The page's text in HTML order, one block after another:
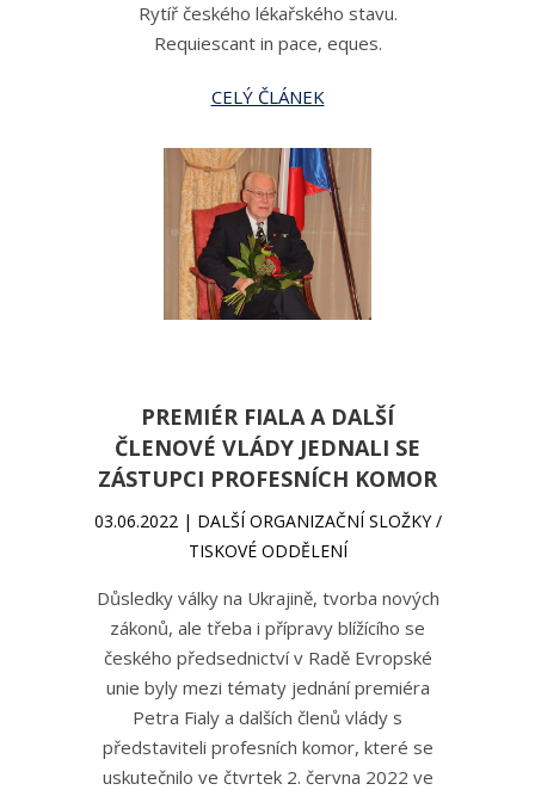
Rytíř českého lékařského stavu.
Requiescant in pace, eques.
CELÝ ČLÁNEK
PREMIÉR FIALA A DALŠÍ
ČLENOVÉ VLÁDY JEDNALI SE
ZÁSTUPCI PROFESNÍCH KOMOR
03.06.2022 | DALŠÍ ORGANIZAČNÍ SLOŽKY /
TISKOVÉ ODDĚLENÍ
Důsledky války na Ukrajině, tvorba nových
zákonů, ale třeba i přípravy blížícího se
českého předsednictví v Radě Evropské
unie byly mezi tématy jednání premiéra
Petra Fialy a dalších členů vlády s
představiteli profesních komor, které se
uskutečnilo ve čtvrtek 2. června 2022 ve